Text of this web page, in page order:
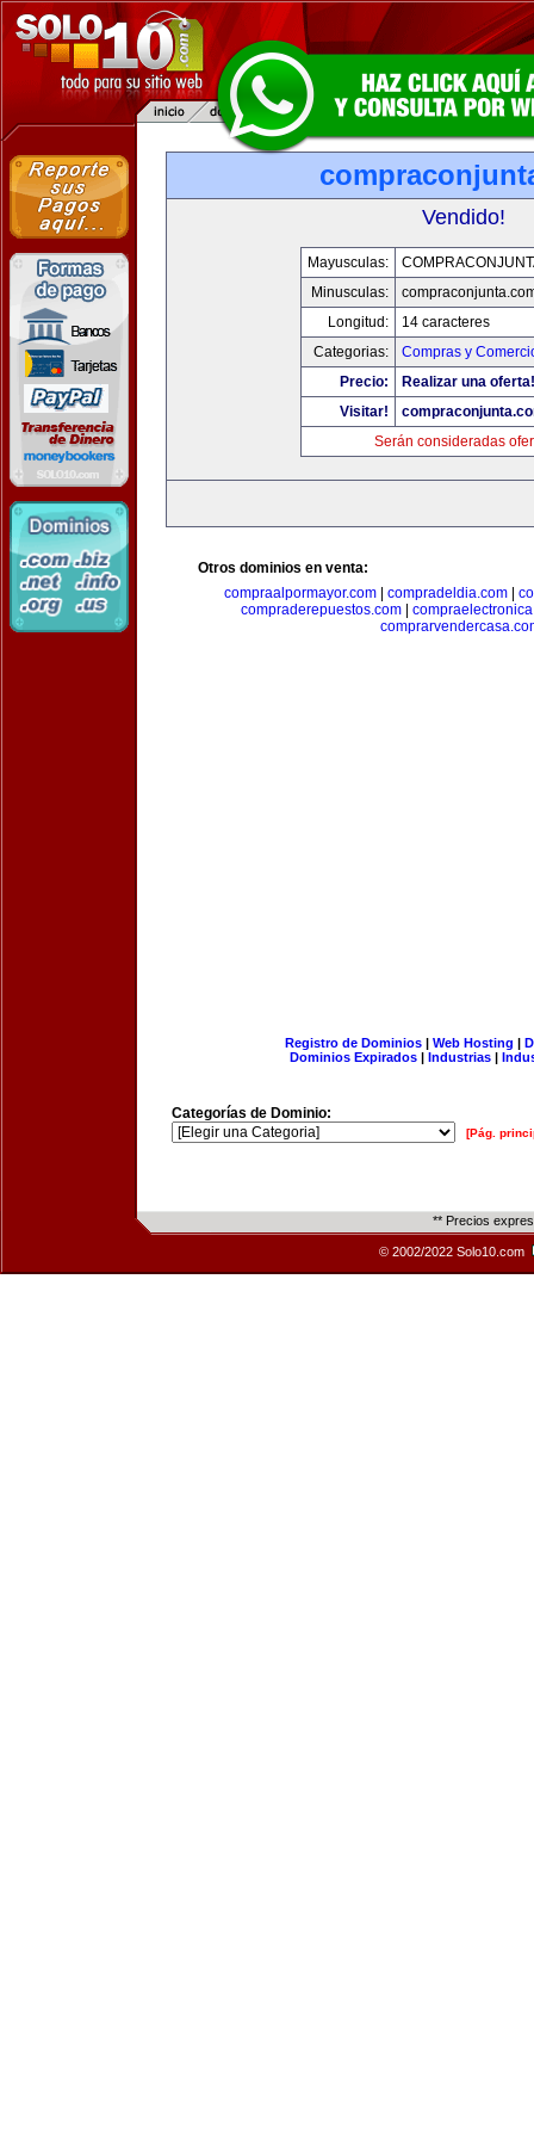
Vendido!
Mayusculas:
Minusculas:
Longitud:
14 caracteres
Categorias:
Compras y
Precio:
Realizar una oferta!
Visitar!
Serán consideradas
Otros dominios en venta:
compraalpormayor.com| compradeldia.com|
compraderepuestos.com|
Registro de Dominios| Web Hosting |
Dominios Expirados | Industrias |
Categorías de Dominio:
[Pág.
** Precios
© 2002/2022 Solo10.com